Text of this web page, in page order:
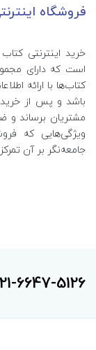
فروشگاه
خرید اینترنتی
است که دارای
کتاب‌ها با ارائه
باشد و پس از
مشتریان برساند و
ویژگی‌هایی که
جامعه‌نگر بر آن
6647-5126